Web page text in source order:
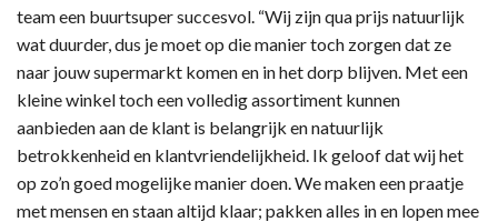
team een buurtsuper succesvol. “Wij zijn qua prijs natuurlijk
wat duurder, dus je moet op die manier toch zorgen dat ze
naar jouw supermarkt komen en in het dorp blijven. Met een
kleine winkel toch een volledig assortiment kunnen
aanbieden aan de klant is belangrijk en natuurlijk
betrokkenheid en klantvriendelijkheid. Ik geloof dat wij het
op zo’n goed mogelijke manier doen. We maken een praatje
met mensen en staan altijd klaar; pakken alles in en lopen mee